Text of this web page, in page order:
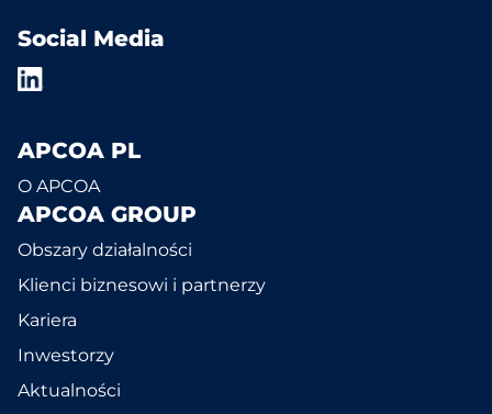
Social Media
APCOA PL
O APCOA
APCOA GROUP
Obszary działalności
Klienci biznesowi i partnerzy
Kariera
Inwestorzy
Aktualności